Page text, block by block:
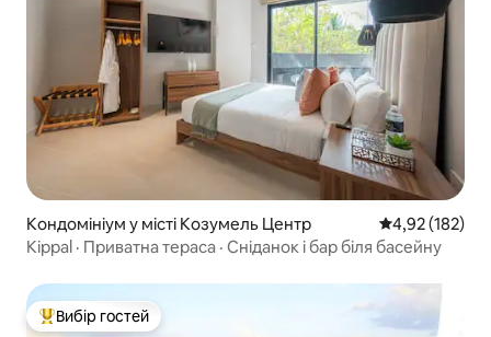
Кондомініум у місті Козумель Центр Середня
4,92 (182)
Kippal · Приватна тераса · Сніданок і бар біля басейну
Топ вибір гостей
Вибір гостей